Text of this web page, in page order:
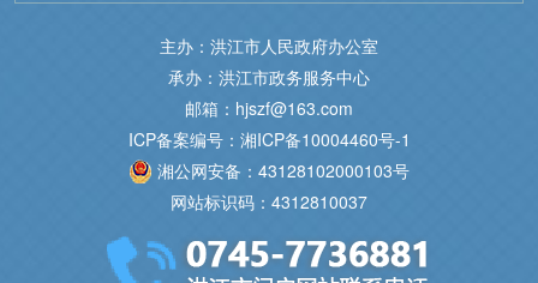
主办：洪江市人民政府办公室
承办：洪江市政务服务中心
邮箱：hjszf@163.com
ICP备案编号：湘ICP备10004460号-1
湘公网安备：43128102000103号
网站标识码：4312810037